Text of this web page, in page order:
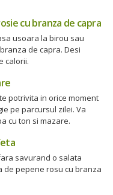
cu branza de capra
usoara la birou sau
de capra. Desi
calorii.
potrivita in orice moment
pe parcursul zilei. Va
cu ton si mazare.
savurand o salata
pepene rosu cu branza